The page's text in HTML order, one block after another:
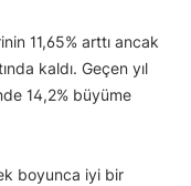
11,65% arttı ancak
kaldı. Geçen yıl
14,2% büyüme
boyunca iyi bir